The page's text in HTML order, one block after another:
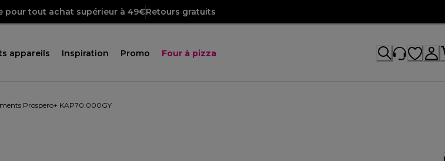
pour tout achat supérieur à 49€Retours gratuits
appareils Inspiration Promo Four à pizza
Prospero+ KAP70.000GY